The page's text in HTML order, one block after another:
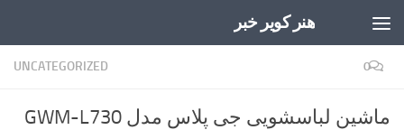
هنر کویر خبر
UNCATEGORIZED 0
ماشین لباسشویی جی پلاس مدل GWM-L730